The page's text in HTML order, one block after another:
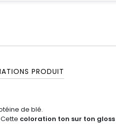
PRODUIT
de blé.
Cette coloration ton sur ton gloss